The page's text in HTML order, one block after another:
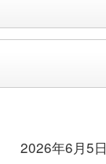
2026年6月5日